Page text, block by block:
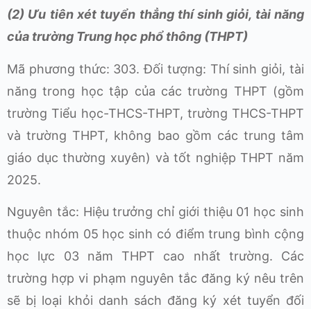
(2) Ưu tiên xét tuyển thẳng thí sinh giỏi, tài năng
của trường Trung học phổ thông (THPT)
Mã phương thức: 303. Đối tượng: Thí sinh giỏi, tài
năng trong học tập của các trường THPT (gồm
trường Tiểu học-THCS-THPT, trường THCS-THPT
và trường THPT, không bao gồm các trung tâm
giáo dục thường xuyên) và tốt nghiệp THPT năm
2025.
Nguyên tắc: Hiệu trưởng chỉ giới thiệu 01 học sinh
thuộc nhóm 05 học sinh có điểm trung bình cộng
học lực 03 năm THPT cao nhất trường. Các
trường hợp vi phạm nguyên tắc đăng ký nêu trên
sẽ bị loại khỏi danh sách đăng ký xét tuyển đối